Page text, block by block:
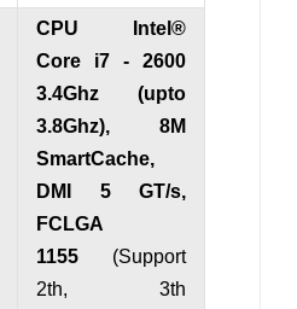
CPU Intel®
Core i7 - 2600
3.4Ghz (upto
3.8Ghz), 8M
SmartCache,
DMI 5 GT/s,
FCLGA
1155 (Support
2th, 3th